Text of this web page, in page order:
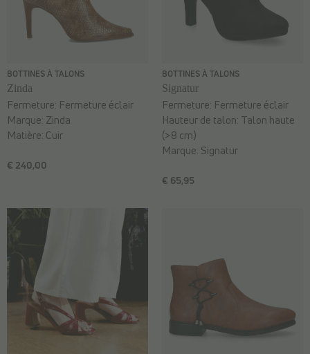
BOTTINES À TALONS
Zinda
€ 240,00
Fermeture: Fermeture éclair
Marque: Zinda
Matière: Cuir
BOTTINES À TALONS
Signatur
€ 65,95
Fermeture: Fermeture éclair
Hauteur de talon: Talon haute
(>8 cm)
Marque: Signatur